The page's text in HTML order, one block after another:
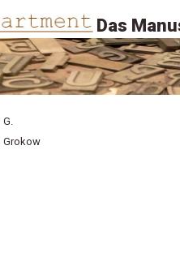
Das
G.
Grokow